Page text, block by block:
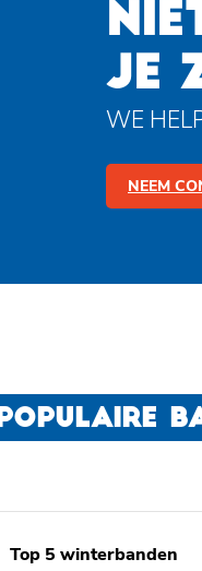
JE
WE
NEEM
Top 5 winterbanden